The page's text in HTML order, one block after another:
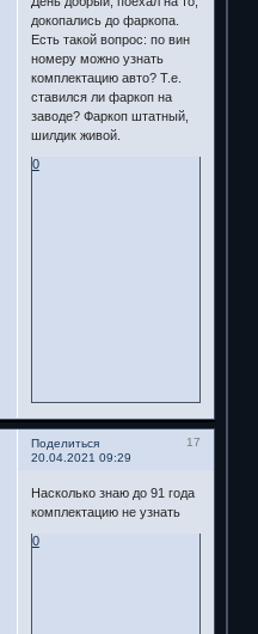
докопались до фаркопа.
Есть такой вопрос: по вин
номеру можно узнать
комплектацию авто? Т.е.
ставился ли фаркоп на
заводе? Фаркоп штатный,
шилдик живой.
0
Поделиться
17
20.04.2021 09:29
Насколько знаю до 91 года
комплектацию не узнать
0